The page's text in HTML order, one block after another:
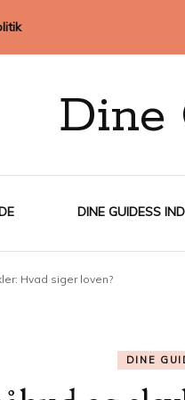
Dine
DINE GUIDESS
Hvad siger loven?
DINE